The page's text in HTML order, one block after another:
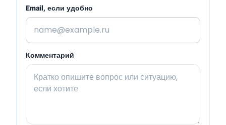
Email, если удобно
Комментарий